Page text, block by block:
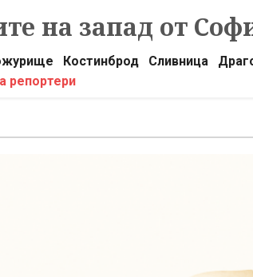
на запад от
Костинброд Сливница
репортери